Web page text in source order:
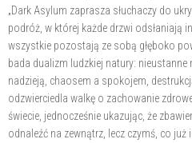
„Dark Asylum zaprasza słuchaczy do
podróż, w której każde drzwi odsłaniają
wszystkie pozostają ze sobą głęboko
bada dualizm ludzkiej natury: nieustanne
nadzieją, chaosem a spokojem,
odzwierciedla walkę o zachowanie
świecie, jednocześnie ukazując, że
odnaleźć na zewnątrz, lecz czymś, co już